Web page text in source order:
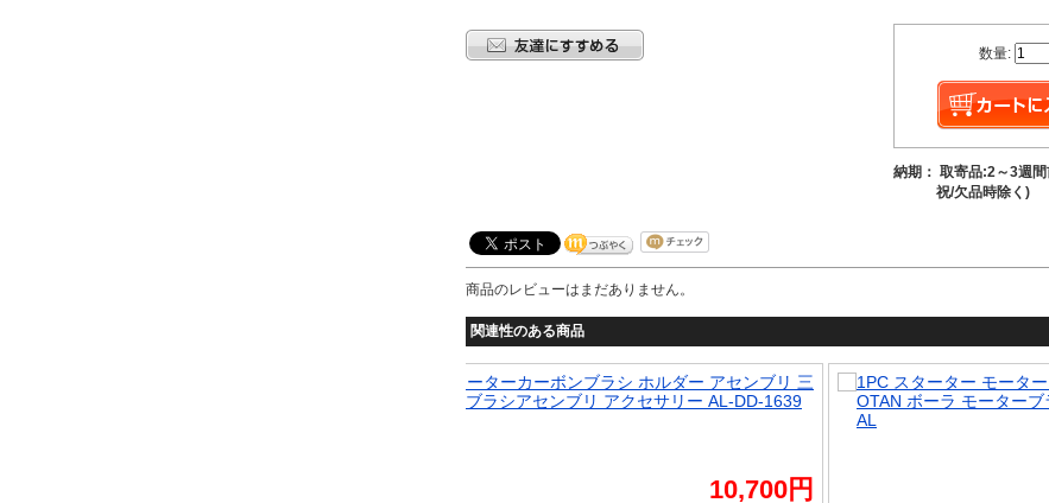
数量:
納期： 取寄品:2～3週間
祝/欠品時除く)
商品のレビューはまだありません。
関連性のある商品
スターター モーターカーボンブラシ ホルダー アセンブリ 三
菱 6014T850 ブラシアセンブリ アクセサリー AL-DD-1639
1PC スターター モーターカーボンブラシ ホルダー MAG
OTAN ボーラ モーターブラシ アクセサリー AL-DD-1637